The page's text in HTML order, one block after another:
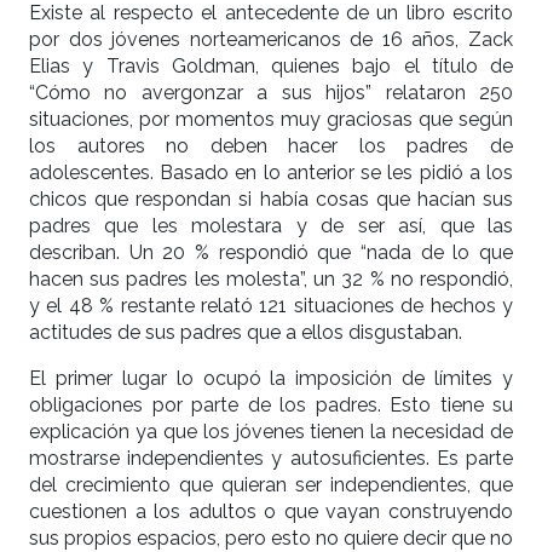
Existe al respecto el antecedente de un libro escrito
por dos jóvenes norteamericanos de 16 años, Zack
Elias y Travis Goldman, quienes bajo el título de
“Cómo no avergonzar a sus hijos” relataron 250
situaciones, por momentos muy graciosas que según
los autores no deben hacer los padres de
adolescentes. Basado en lo anterior se les pidió a los
chicos que respondan si había cosas que hacían sus
padres que les molestara y de ser así, que las
describan. Un 20 % respondió que “nada de lo que
hacen sus padres les molesta”, un 32 % no respondió,
y el 48 % restante relató 121 situaciones de hechos y
actitudes de sus padres que a ellos disgustaban.
El primer lugar lo ocupó la imposición de límites y
obligaciones por parte de los padres. Esto tiene su
explicación ya que los jóvenes tienen la necesidad de
mostrarse independientes y autosuficientes. Es parte
del crecimiento que quieran ser independientes, que
cuestionen a los adultos o que vayan construyendo
sus propios espacios, pero esto no quiere decir que no